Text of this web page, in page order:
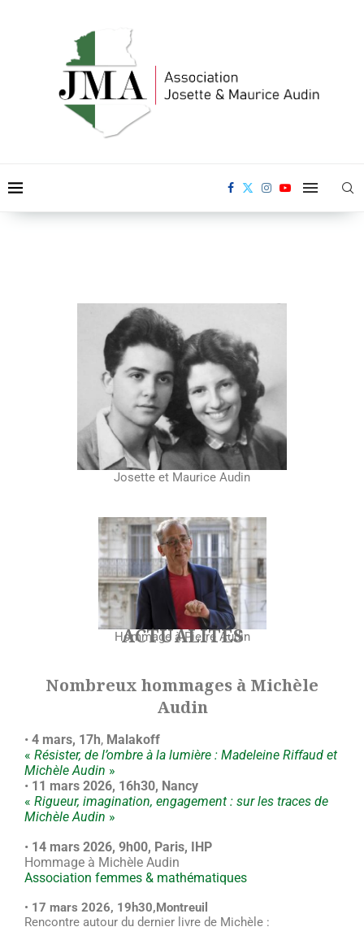
Josette et Maurice Audin
Hommage à Pierre Audin
ACTUALITÉS
Nombreux hommages à Michèle
Audin
• 4 mars, 17h, Malakoff
« Résister, de l’ombre à la lumière : Madeleine Riffaud et
Michèle Audin »
• 11 mars 2026, 16h30, Nancy
« Rigueur, imagination, engagement : sur les traces de
Michèle Audin »
• 14 mars 2026, 9h00, Paris, IHP
Hommage à Michèle Audin
Association femmes & mathématiques
• 17 mars 2026, 19h30,Montreuil
Rencontre autour du dernier livre de Michèle :